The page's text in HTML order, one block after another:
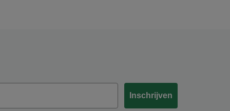
Inschrijven